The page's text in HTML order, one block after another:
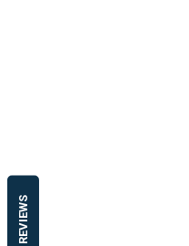
REVIEWS